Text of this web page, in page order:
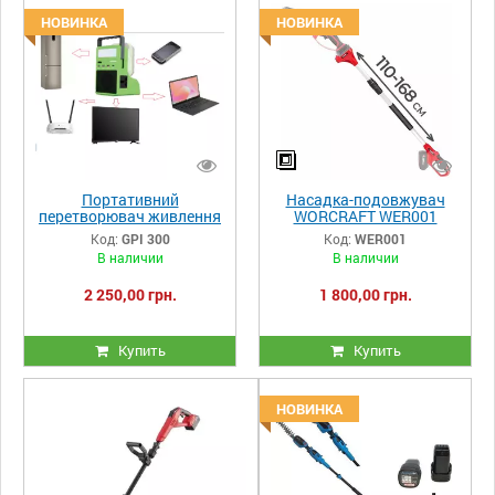
НОВИНКА
Портативний
перетворювач живлення
+ bluetooth-колонка
Grosser GPI 300
Код: GPI 300
В наличии
2 250,00 грн.
Купить
НОВИНКА
Насадка-подовжувач
WORCRAFT WER001
Код: WER001
В наличии
1 800,00 грн.
Купить
НОВИНКА